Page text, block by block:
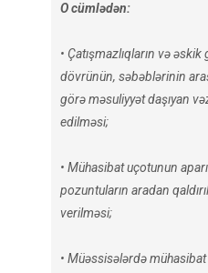
O cümlədən:
• Çatışmazlıqların və
dövrünün, səbəblərinin
görə məsuliyyət daşıyan
edilməsi;
• Mühasibat uçotunun
pozuntuların aradan
verilməsi;
• Müəssisələrdə